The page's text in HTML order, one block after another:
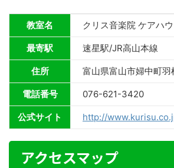
教室名 クリス音楽院 ケアハ
最寄駅 速星駅/JR高山本線
住所 富山県富山市婦中町
電話番号 076-621-3420
公式サイト http://
アクセスマップ